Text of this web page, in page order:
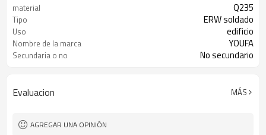
material Q235
Tipo ERW soldado
Uso edificio
Nombre de la marca YOUFA
Secundaria o no No secundario
Evaluacion MÁS
AGREGAR UNA OPINIÓN